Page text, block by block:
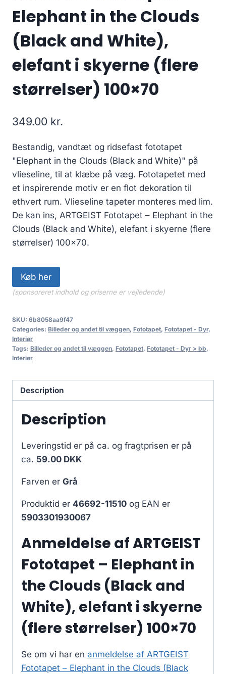
Elephant in the Clouds
(Black and White),
elefant i skyerne (flere
størrelser) 100×70
349.00 kr.
Bestandig, vandtæt og ridsefast fototapet
"Elephant in the Clouds (Black and White)" på
vlieseline, til at klæbe på væg. Fototapetet med
et inspirerende motiv er en flot dekoration til
ethvert rum. Vlieseline tapeter monteres med lim.
De kan ins, ARTGEIST Fototapet – Elephant in the
Clouds (Black and White), elefant i skyerne (flere
størrelser) 100×70.
Køb her
(sponsoreret indhold og priserne er vejledende)
SKU: 6b8058aa9f47
Categories: Billeder og andet til væggen, Fototapet, Fototapet - Dyr,
Interiør
Tags: Billeder og andet til væggen, Fototapet, Fototapet - Dyr > bb,
Interiør
Description
Description
Leveringstid er på ca. og fragtprisen er på
ca. 59.00 DKK
Farven er Grå
Produktid er 46692-11510 og EAN er
5903301930067
Anmeldelse af ARTGEIST
Fototapet – Elephant in
the Clouds (Black and
White), elefant i skyerne
(flere størrelser) 100×70
Se om vi har en anmeldelse af ARTGEIST
Fototapet – Elephant in the Clouds (Black